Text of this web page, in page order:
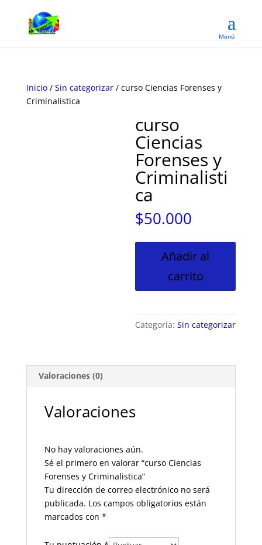
Inicio/ Sin categorizar/ curso Ciencias Forenses y
Criminalistica
curso
Ciencias
Forenses y
Criminalisti
ca
$50.000
Ciencias
Forenses
y
cantidad
Añadir al
carrito
Categoría:Sin categorizar
Valoraciones (0)
Valoraciones
No hay valoraciones aún.
Sé el primero en valorar “curso Ciencias
Forenses y Criminalistica”
Tu dirección de correo electrónico no será
publicada. Los campos obligatorios están
marcados con *